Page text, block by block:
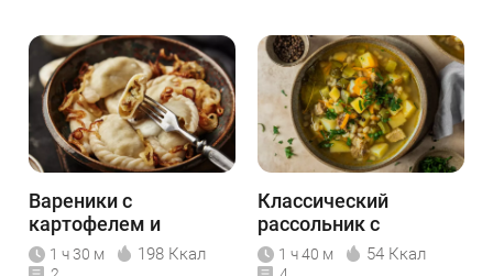
Вареники с
картофелем и
грибами
1 ч 30 м 198 Ккал
Классический
рассольник с
перловкой и
солёными огурцами
1 ч 40 м 54 Ккал